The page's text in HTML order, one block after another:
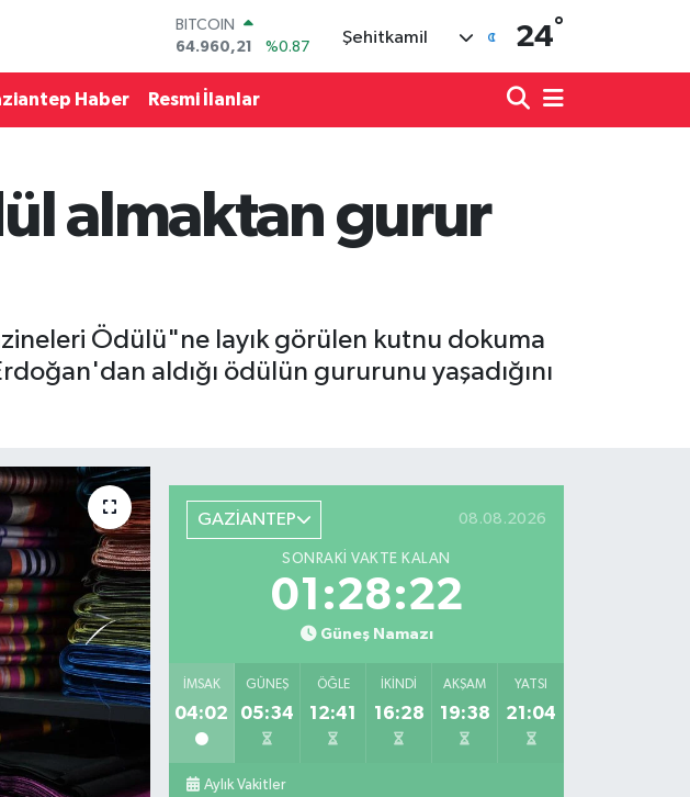
BITCOIN
64.960,21
%0.87
DOLAR
47,7436
GRAM ALTIN
6660.55
%0.03
Şehitkamil 24°
Haber Resmi İlanlar
almaktan gurur
Ödülü"ne layık görülen kutnu dokuma
aldığı ödülün gururunu yaşadığını
GAZİANTEP 08.08.2026
SONRAKI VAKTE KALAN
01:28:21
Güneş Namazı
İMSAK
04:02
GÜNEŞ
05:34
ÖĞLE
12:41
İKINDI
16:28
AKŞAM
19:38
YATSI
21:04
Aylık Vakitler